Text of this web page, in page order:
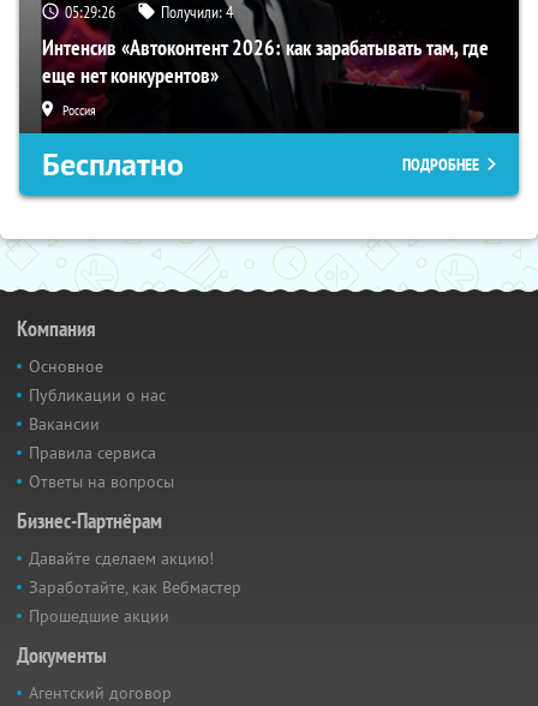
05:29:25 Получили:4
Интенсив «Автоконтент 2026: как зарабатывать там, где
еще нет конкурентов»
Россия
Бесплатно ПОДРОБНЕЕ
Компания
Основное
Публикации о нас
Вакансии
Правила сервиса
Ответы на вопросы
Бизнес-Партнёрам
Давайте сделаем акцию!
Заработайте, как Вебмастер
Прошедшие акции
Документы
Агентский договор